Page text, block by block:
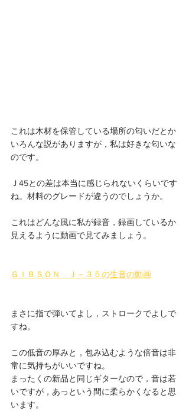
これは木材を保管している場所の匂いだとか
いろんな説がありますが，私は好きな匂いな
のです。
Ｊ45との差は本当に感じられないくらいです
ね。材料のグレードが違うのでしょうか。
これはどんな風に私が録音，録画しているか
見えるように動画で見てみましょう。
ＧＩＢＳＯＮ　Ｊ－３５の生音の動画
まさに指で弾いてよし，ストロークでよしで
すね。
この低音の厚みと，包み込むような倍音は非
常に気持ちがいいですね。
まったくの新品と同じギターなので，音は若
いですが，あっという間に柔らかくなると思
います。